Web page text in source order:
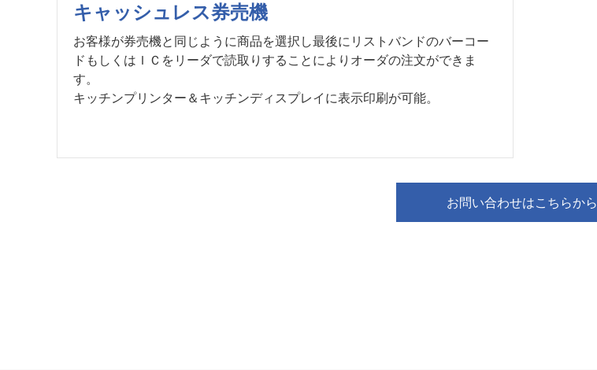
キャッシュレス券売機
お客様が券売機と同じように商品を選択し最後にリストバンドのバーコー
ドもしくはＩＣをリーダで読取りすることによりオーダの注文ができま
す。
キッチンプリンター＆キッチンディスプレイに表示印刷が可能。
お問い合わせはこちらから